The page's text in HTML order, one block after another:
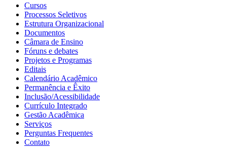
Cursos
Processos Seletivos
Estrutura Organizacional
Documentos
Câmara de Ensino
Fóruns e debates
Projetos e Programas
Editais
Calendário Acadêmico
Permanência e Êxito
Inclusão/Acessibilidade
Currículo Integrado
Gestão Acadêmica
Serviços
Perguntas Frequentes
Contato